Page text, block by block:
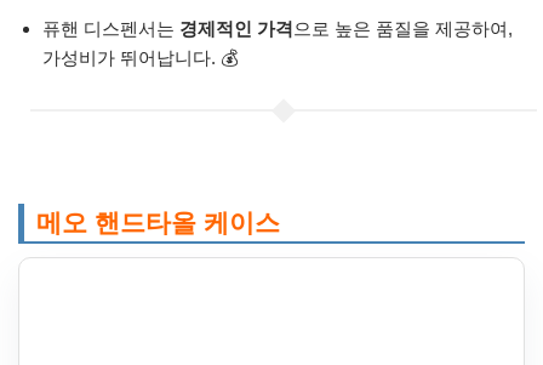
퓨핸 디스펜서는 경제적인 가격 으로 높은 품질을 제공하여,
가성비가 뛰어납니다. 💰
메오 핸드타올 케이스